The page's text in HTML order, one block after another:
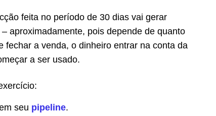
feita no período de 30 dias vai gerar
aproximadamente, pois depende de quanto
fechar a venda, o dinheiro entrar na conta da
a ser usado.
seu pipeline.